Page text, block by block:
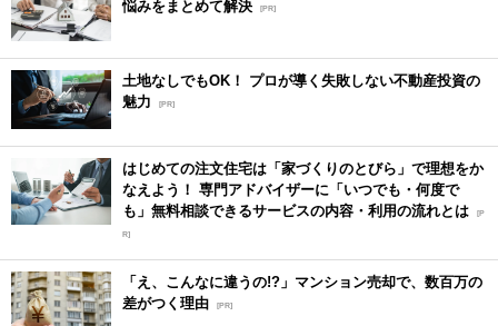
悩みをまとめて解決 [PR]
土地なしでもOK！ プロが導く失敗しない不動産投資の
魅力
[PR]
はじめての注文住宅は「家づくりのとびら」で理想をか
なえよう！ 専門アドバイザーに「いつでも・何度で
も」無料相談できるサービスの内容・利用の流れとは [P
R]
「え、こんなに違うの!?」マンション売却で、数百万の
差がつく理由 [PR]